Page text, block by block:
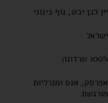
יין לבן יבש, גוף בינוני
ישראל
100% שרדונה
אפרסק, אגס ומנרליות
מורגשת